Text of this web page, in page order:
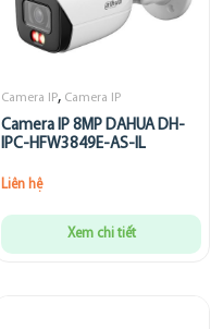
Camera IP, Camera IP
Camera IP 8MP DAHUA DH-
IPC-HFW3849E-AS-IL
Liên hệ
Xem chi tiết